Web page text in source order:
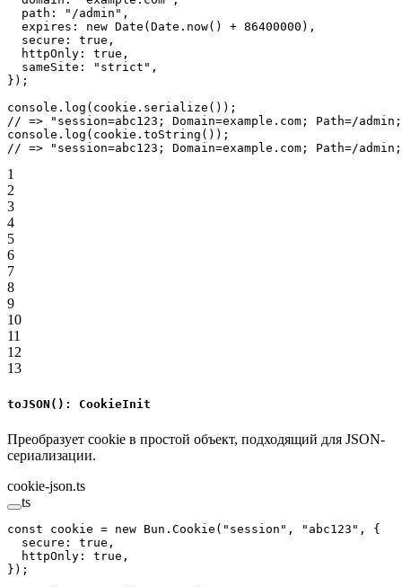
  path:
"/admin" ,
  expires:
new Date (Date. now() + 86400000 ),
  secure:
true ,
  httpOnly:
true ,
  sameSite:
"strict" ,
});
console. log (cookie. serialize ());
// => "session=abc123; Domain=example.com; Path=/
console. log (cookie. toString ());
// => "session=abc123; Domain=example.com; Path=/
1
2
3
4
5
6
7
8
9
10
11
12
13
toJSON(): CookieInit
Преобразует cookie в простой объект, подходящий для JSON-
сериализации.
cookie-json.ts
ts
const cookie = new Bun. Cookie ( "session" , "abc123" , {
  secure:
true ,
  httpOnly:
true ,
});